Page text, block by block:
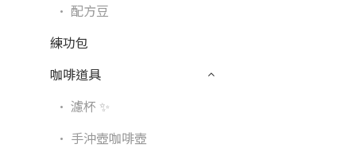
· 配方豆
練功包
咖啡道具
· 濾杯 ✨
· 手沖壺咖啡壺